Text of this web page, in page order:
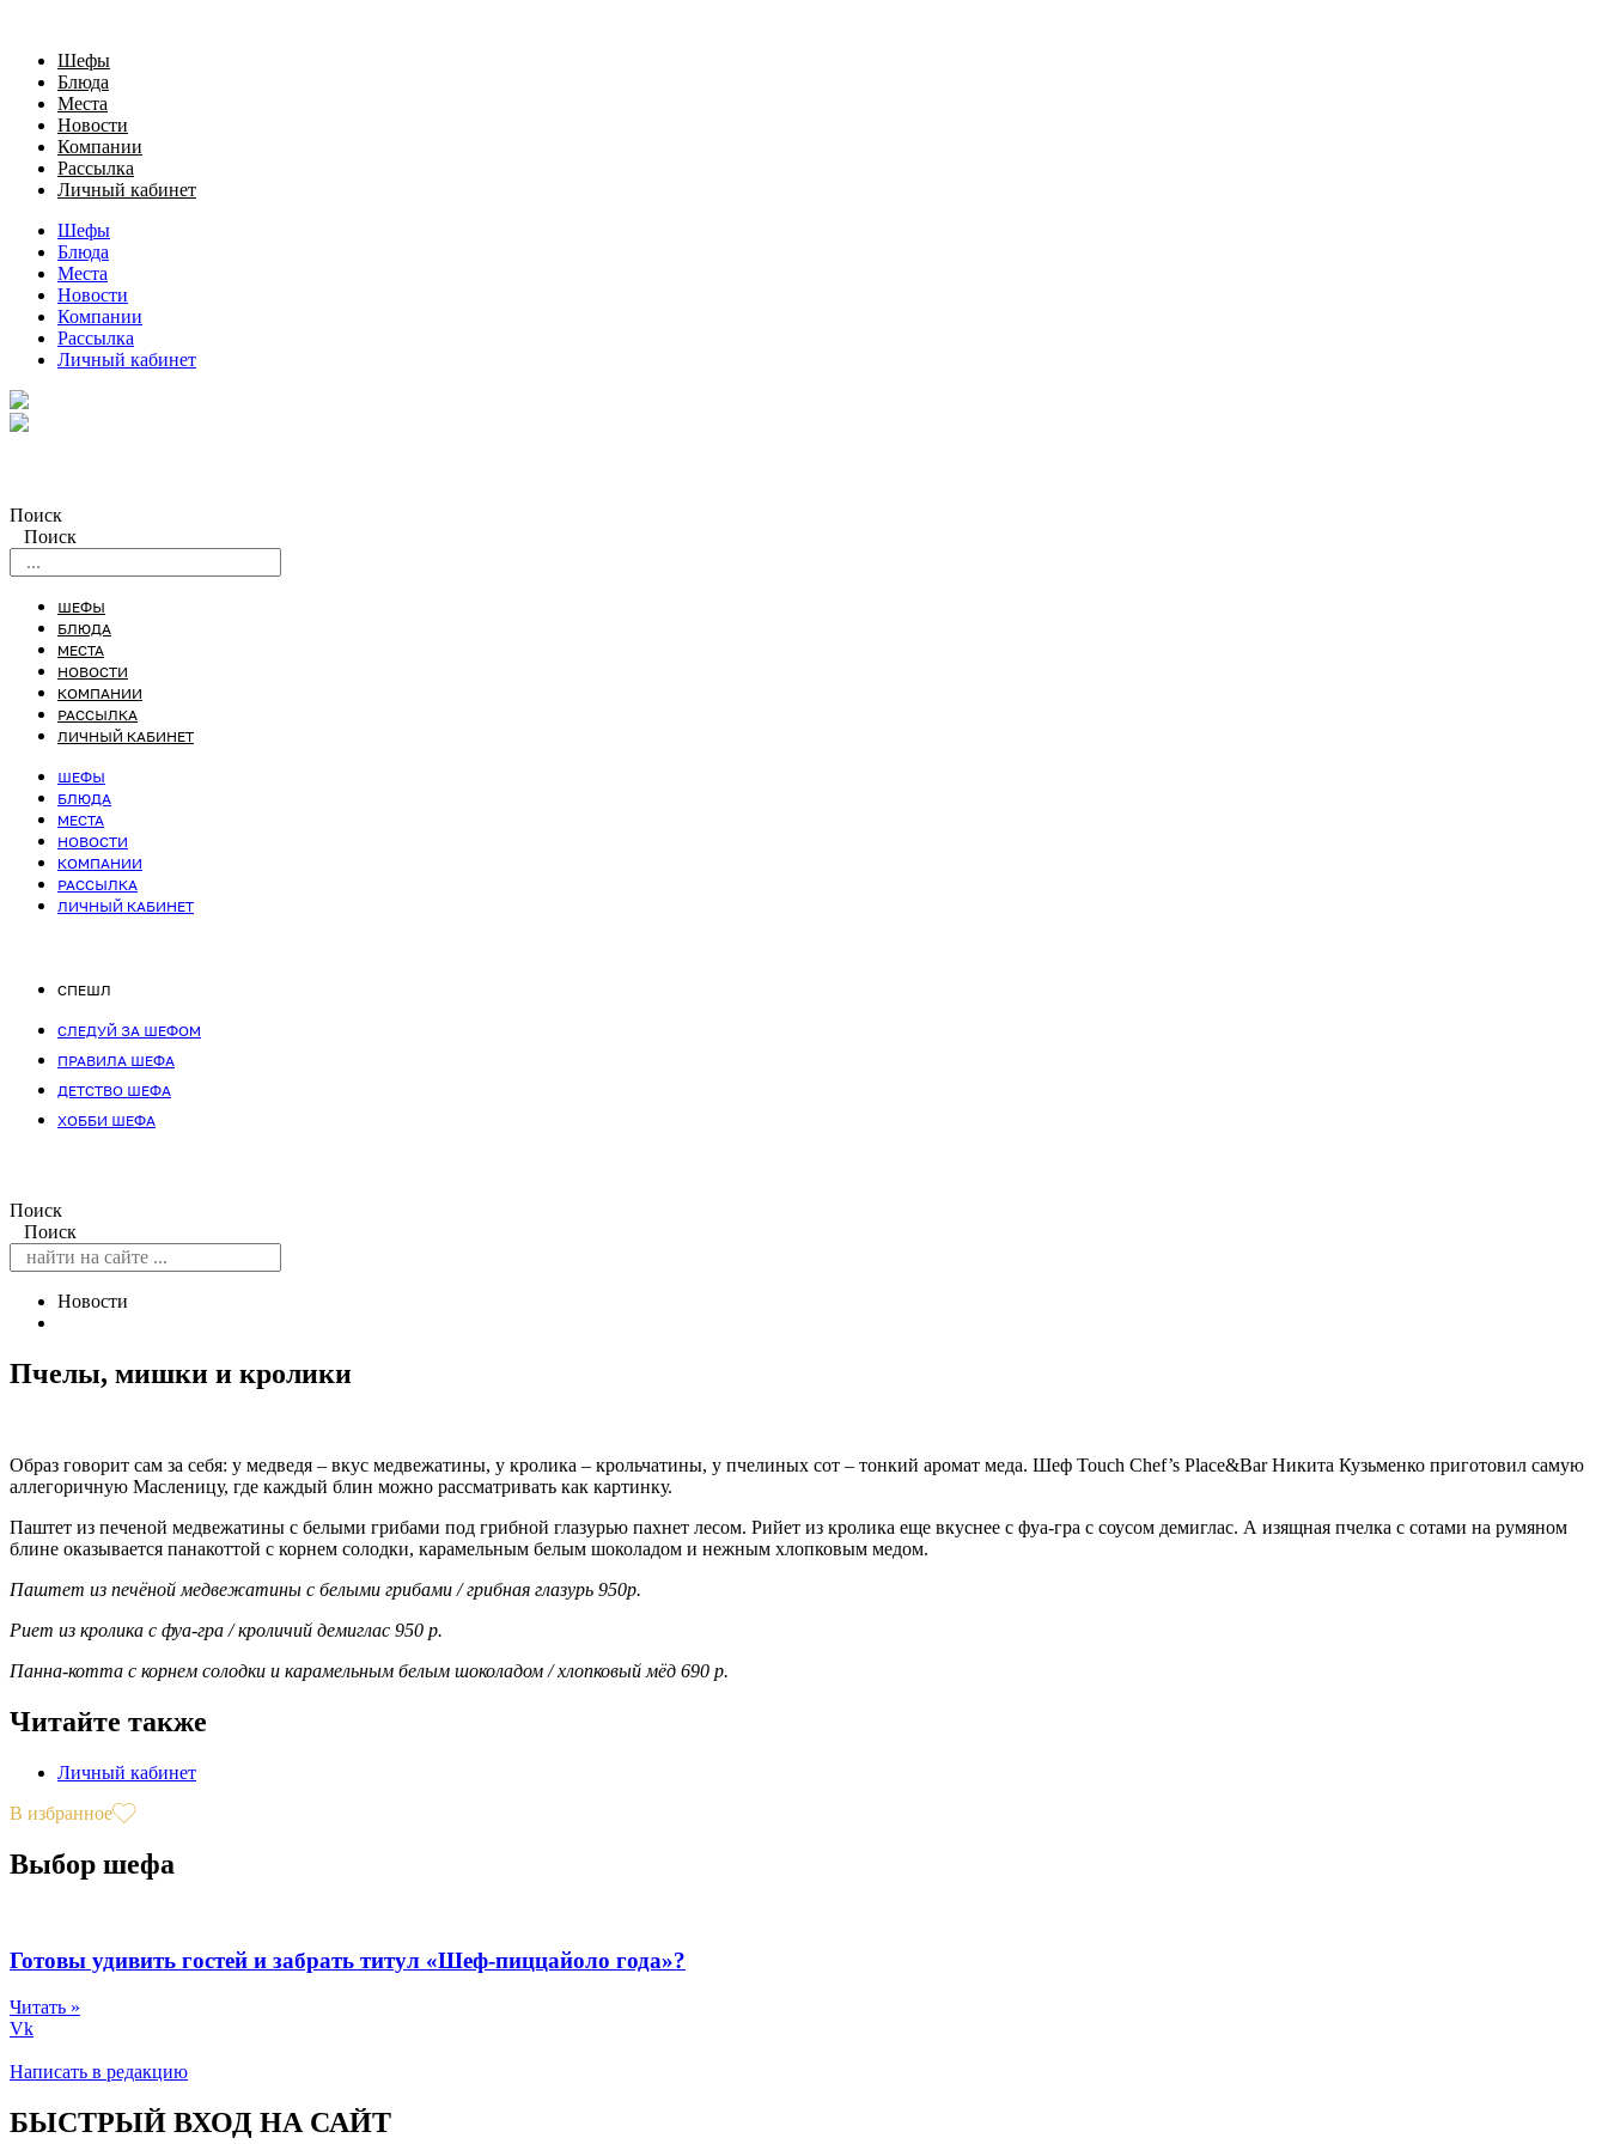
Шефы
Блюда
Места
Новости
Компании
Рассылка
Личный кабинет
Шефы
Блюда
Места
Новости
Компании
Рассылка
Личный кабинет
Поиск
Поиск
ШЕФЫ
БЛЮДА
МЕСТА
НОВОСТИ
КОМПАНИИ
РАССЫЛКА
ЛИЧНЫЙ КАБИНЕТ
ШЕФЫ
БЛЮДА
МЕСТА
НОВОСТИ
КОМПАНИИ
РАССЫЛКА
ЛИЧНЫЙ КАБИНЕТ
СПЕШЛ
СЛЕДУЙ ЗА ШЕФОМ
ПРАВИЛА ШЕФА
ДЕТСТВО ШЕФА
ХОББИ ШЕФА
Поиск
Поиск
Новости
Пчелы, мишки и кролики
Образ говорит сам за себя: у медведя – вкус медвежатины, у кролика – крольчатины, у пчелиных сот – тонкий аромат меда. Шеф Touch Chef’s Place&Bar Никита Кузьменко приготовил самую
аллегоричную Масленицу, где каждый блин можно рассматривать как картинку.
Паштет из печеной медвежатины с белыми грибами под грибной глазурью пахнет лесом. Рийет из кролика еще вкуснее с фуа-гра с соусом демиглас. А изящная пчелка с сотами на румяном
блине оказывается панакоттой с корнем солодки, карамельным белым шоколадом и нежным хлопковым медом.
Паштет из печёной медвежатины с белыми грибами / грибная глазурь 950р.
Риет из кролика с фуа-гра / кроличий демиглас 950 р.
Панна-котта с корнем солодки и карамельным белым шоколадом / хлопковый мёд 690 р.
Читайте также
Личный кабинет
В избранное
Выбор шефа
Готовы удивить гостей и забрать титул «Шеф-пиццайоло года»?
Читать »
Vk
Написать в редакцию
БЫСТРЫЙ ВХОД НА САЙТ